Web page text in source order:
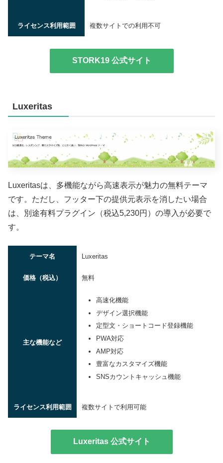
ライセンス利用範囲 複数サイトでの利用不可
STORK19 公式サイト
Luxeritas
Luxeritasは、多機能ながら高速表示が魅力の無料テーマ
です。ただし、フッター下の提供元表示を消したい場合
は、別途有料プラグイン（税込5,230円）の導入が必要で
す。
テーマ名 Luxeritas
価格（税込） 無料
主な機能など
高速化機能
デザイン選択機能
定型文・ショートコード登録機能
PWA対応
AMP対応
豊富なカスタマイズ機能
SNSカウントキャッシュ機能
ライセンス利用範囲 複数サイトで利用可能
Luxeritas 公式サイト